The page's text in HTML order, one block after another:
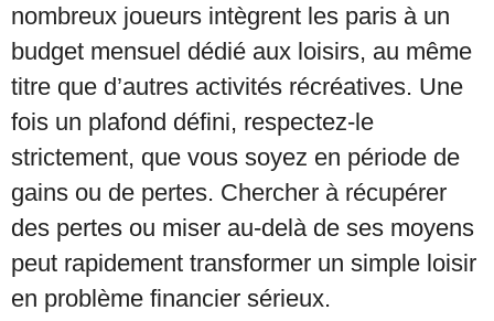
nombreux joueurs intègrent les paris à un
budget mensuel dédié aux loisirs, au même
titre que d’autres activités récréatives. Une
fois un plafond défini, respectez-le
strictement, que vous soyez en période de
gains ou de pertes. Chercher à récupérer
des pertes ou miser au-delà de ses moyens
peut rapidement transformer un simple loisir
en problème financier sérieux.